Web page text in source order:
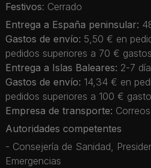
Festivos: Cerrado
Entrega a España peninsular:
Gastos de envío: 5,50 € en
pedidos superiores a 70 €
Entrega a Islas Baleares: 2-7
Gastos de envío: 14,34 € en
pedidos superiores a 100 €
Empresa de transporte:
Autoridades competentes
- Consejería de Sanidad,
Emergencias